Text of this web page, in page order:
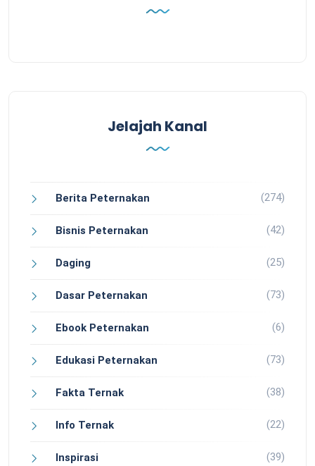
Jelajah Kanal
Berita Peternakan (274)
Bisnis Peternakan (42)
Daging (25)
Dasar Peternakan (73)
Ebook Peternakan (6)
Edukasi Peternakan (73)
Fakta Ternak (38)
Info Ternak (22)
Inspirasi (39)